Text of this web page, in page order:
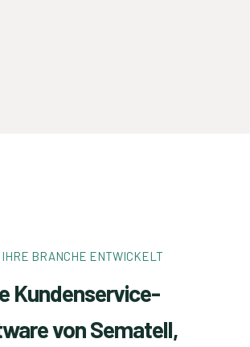
IHRE BRANCHE ENTWICKELT
Kundenservice-
von Sematell,